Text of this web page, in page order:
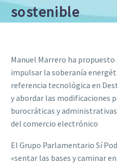
sostenible
Manuel Marrero ha propuesto
impulsar la soberanía
referencia tecnológica en
y abordar las modificaciones
burocráticas y
del comercio electrónico
El Grupo Parlamentario Sí
«sentar las bases y caminar